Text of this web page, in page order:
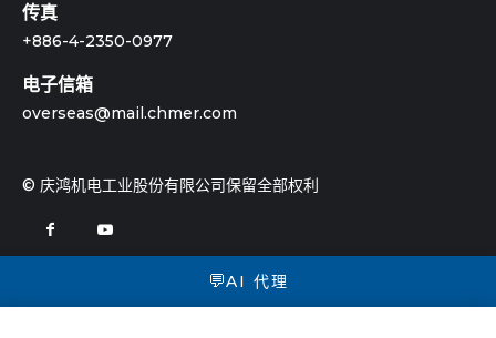
传真
+886-4-2350-0977
电子信箱
overseas@mail.chmer.com
© 庆鸿机电工业股份有限公司保留全部权利
💬AI 代理